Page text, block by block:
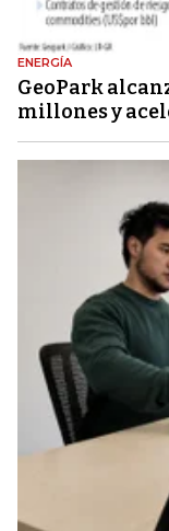
ENERGÍA
GeoPark
millones y